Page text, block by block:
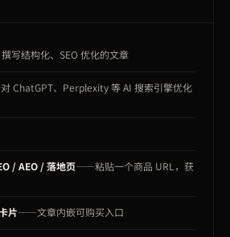
写结构化、SEO 优化的文章
ChatGPT、Perplexity 等 AI 搜索引擎优化
/ AEO / 落地页——粘贴一个商品 URL，获
片——文章内嵌可购买入口